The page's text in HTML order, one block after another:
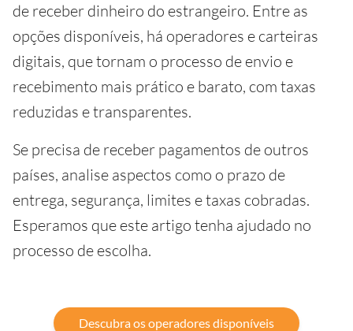
de receber dinheiro do estrangeiro. Entre as
opções disponíveis, há operadores e carteiras
digitais, que tornam o processo de envio e
recebimento mais prático e barato, com taxas
reduzidas e transparentes.
Se precisa de receber pagamentos de outros
países, analise aspectos como o prazo de
entrega, segurança, limites e taxas cobradas.
Esperamos que este artigo tenha ajudado no
processo de escolha.
Descubra os operadores disponíveis